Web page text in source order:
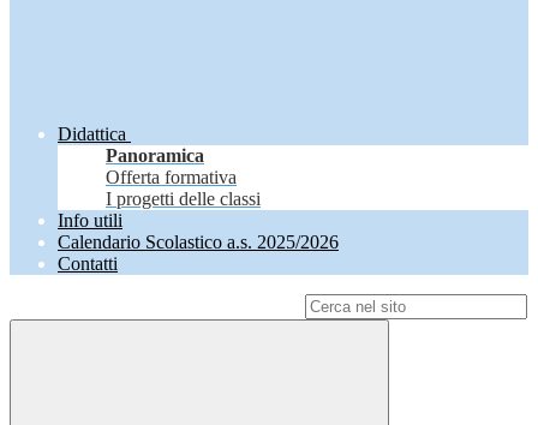
Didattica
Panoramica
Offerta formativa
I progetti delle classi
Info utili
Calendario Scolastico a.s. 2025/2026
Contatti